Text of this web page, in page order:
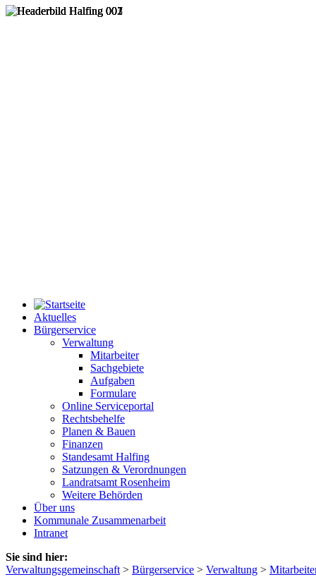
Aktuelles
Bürgerservice
Verwaltung
Mitarbeiter
Sachgebiete
Aufgaben
Formulare
Online Serviceportal
Rechtsbehelfe
Planen & Bauen
Finanzen
Standesamt Halfing
Satzungen & Verordnungen
Landratsamt Rosenheim
Weitere Behörden
Über uns
Kommunale Zusammenarbeit
Intranet
Sie sind hier:
Verwaltungsgemeinschaft > Bürgerservice > Verwaltung >